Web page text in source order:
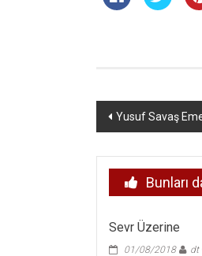
Yazı
Yusuf Savaş
Bunları
Sevr Üzerine
01/08/2018 dt